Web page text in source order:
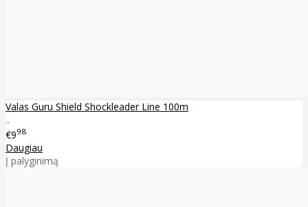
Valas Guru Shield Shockleader Line 100m
..
€998
Daugiau
Į palyginimą